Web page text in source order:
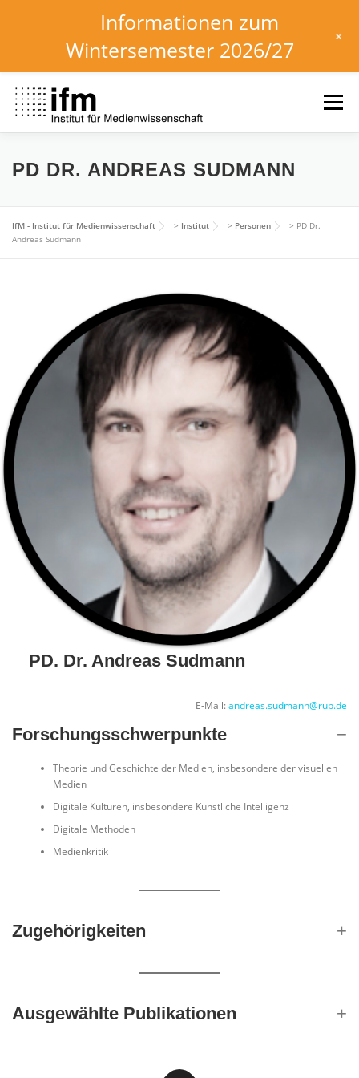
Inhalt
springen
Menü
HOME NEWS KALENDER STUDIUM
INSTITUT FORSCHUNG DOWNLOADS
PD DR. ANDREAS SUDMANN
IfM - Institut für Medienwissenschaft > Institut > Personen > PD Dr.
Andreas Sudmann
PD. Dr. Andreas Sudmann
E-Mail:andreas.sudmann@rub.de
Forschungsschwerpunkte
Theorie und Geschichte der Medien, insbesondere der visuellen
Medien
Digitale Kulturen, insbesondere Künstliche Intelligenz
Digitale Methoden
Medienkritik
Zugehörigkeiten
Ausgewählte Publikationen
Informationen zum
Wintersemester 2026/27
+